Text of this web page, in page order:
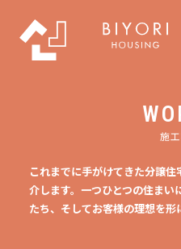
施
これまでに手がけてきた分譲
介します。一つひとつの住ま
たち、そしてお客様の理想を形